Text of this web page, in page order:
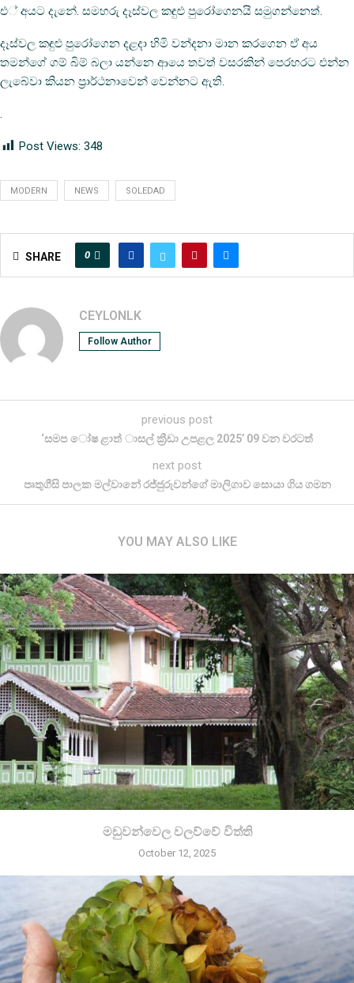
එ් අයට දැනේ. සමහරු දෑස්වල කඳුළු පුරෝගෙනයි සමුගන්නෙත්.
දෑස්වල කඳුළු පුරෝගෙන දළදා හිමි වන්දනා මාන කරගෙන ඒ අය
තමන්ගේ ගම් බිම් බලා යන්නෙ ආයෙ තවත් වසරකින් පෙරහරට එන්න
ලැබේවා කියන ප‍්‍රාර්ථනාවෙන් වෙන්නට ඇති.
.
Post Views: 348
MODERN NEWS SOLEDAD
SHARE 0
CEYLONLK
Follow Author
previous post
‘සමප ෝෂ ළාත් ාසල් ක්‍රීඩා උපළල 2025’ 09 වන වරටත්
next post
පෘතුගීසි පාලක මල්වානේ රජ්ජුරුවන්ගේ මාලිගාව සොයා ගිය ගමන
YOU MAY ALSO LIKE
මඩුවන්වෙල වලව්වේ විත්ති
October 12, 2025